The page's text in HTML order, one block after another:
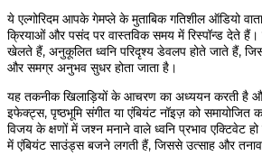
ये एल्गोरिदम आपके गेमप्ले के मुताबिक गतिशील ऑडियो
क्रियाओं और पसंद पर वास्तविक समय में रिस्पॉन्ड
खेलते हैं, अनुकूलित ध्वनि परिदृश्य डेवलप होते जाते हैं,
और समग्र अनुभव सुधर होता जाता है।
यह तकनीक खिलाड़ियों के आचरण का अध्ययन करती है
इफेक्ट्स, पृष्ठभूमि संगीत या एंबियंट नॉइज़ को समायोजित
विजय के क्षणों में जश्न मनाने वाले ध्वनि प्रभाव एक्टिवेट
में एंबियंट साउंड्स बजने लगती हैं, जिससे उत्साह और